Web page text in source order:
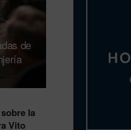
de
la
Vito